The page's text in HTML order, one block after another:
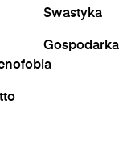
Swastyka
Gospodarka